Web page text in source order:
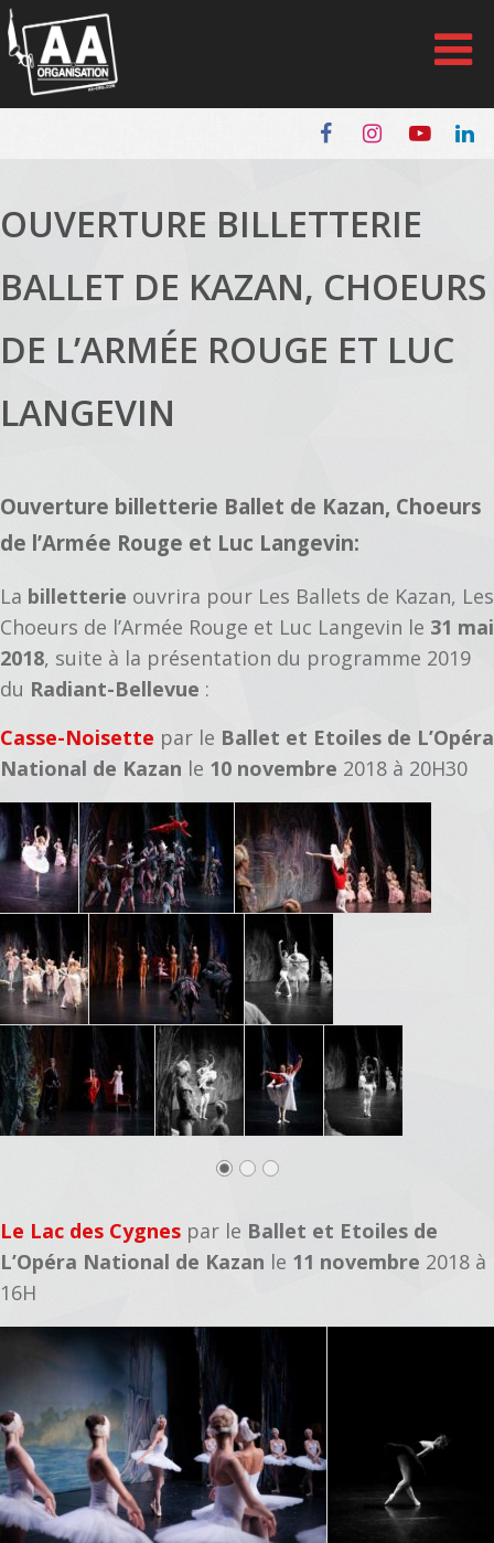
Panneau de gestion des cookies
OUVERTURE BILLETTERIE
BALLET DE KAZAN, CHOEURS
DE L’ARMÉE ROUGE ET LUC
LANGEVIN
Ouverture billetterie Ballet de Kazan, Choeurs
de l’Armée Rouge et Luc Langevin:
La billetterie ouvrira pour Les Ballets de Kazan, Les
Choeurs de l’Armée Rouge et Luc Langevin le 31 mai
2018, suite à la présentation du programme 2019
du Radiant-Bellevue :
Casse-Noisette par le Ballet et Etoiles de L’Opéra
National de Kazan le 10 novembre 2018 à 20H30
Le Lac des Cygnes par le Ballet et Etoiles de
L’Opéra National de Kazan le 11 novembre 2018 à
16H